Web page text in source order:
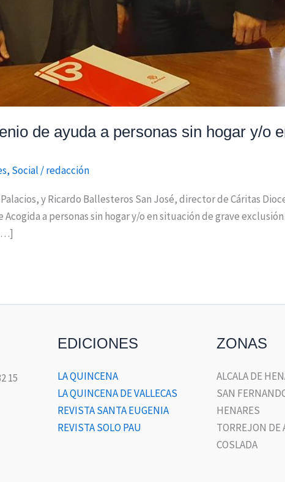
de ayuda a personas sin hogar y/o
, Social /redacción
y Ricardo Ballesteros San José, director de Cáritas
a personas sin hogar y/o en situación de grave
15
EDICIONES
LA QUINCENA
LA QUINCENA DE VALLECAS
REVISTA SANTA EUGENIA
REVISTA SOLO PAU
ZONAS
ALCALA DE
SAN
HENARES
TORREJON DE
COSLADA